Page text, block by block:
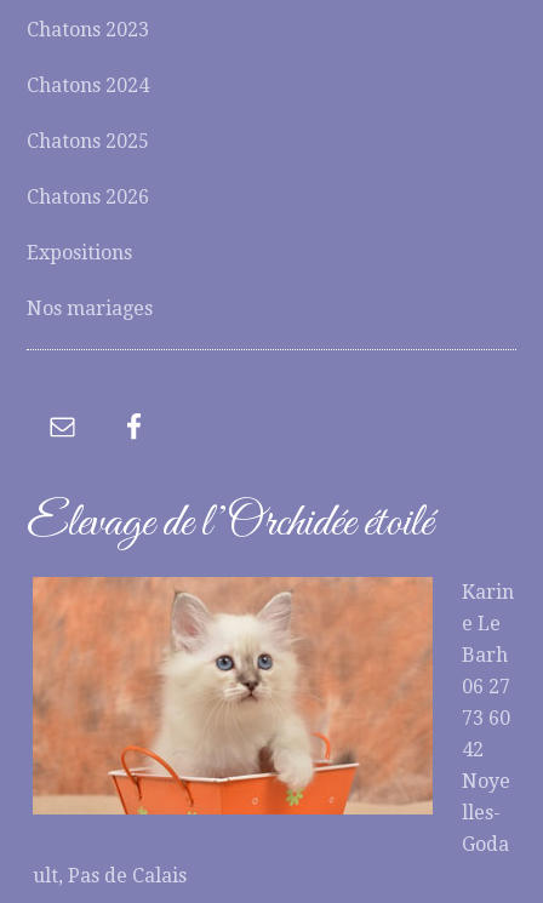
Chatons 2023
Chatons 2024
Chatons 2025
Chatons 2026
Expositions
Nos mariages
Elevage de l’Orchidée étoilé
Karin
e Le
Barh
06 27
73 60
42
Noye
lles-
Goda
ult, Pas de Calais